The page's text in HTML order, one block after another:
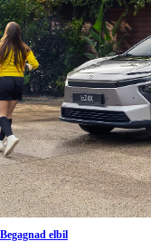
Begagnad elbil